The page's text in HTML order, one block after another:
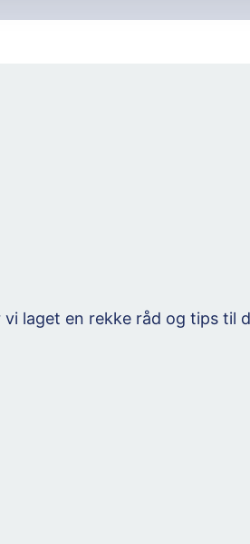
laget en rekke råd og tips til